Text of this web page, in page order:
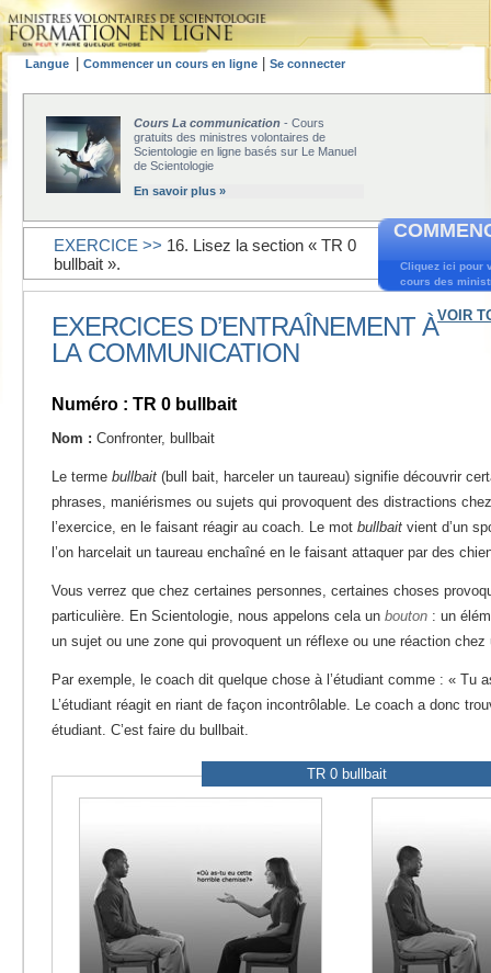
Langue Commencer un cours en ligne Se connecter
Cours La communication - Cours
gratuits des ministres volontaires de
Scientologie en ligne basés sur Le Manuel
de Scientologie
En savoir plus »
Cliquez ici pour
cours des
VOIR
EXERCICE >> 16. Lisez la section « TR 0
bullbait ».
EXERCICES D’ENTRAÎNEMENT À
LA COMMUNICATION
Numéro : TR 0 bullbait
Nom : Confronter, bullbait
Le terme bullbait (bull bait, harceler un taureau) signifie découvrir
phrases, maniérismes ou sujets qui provoquent des distractions
l’exercice, en le faisant réagir au coach. Le mot bullbait vient d’un
l’on harcelait un taureau enchaîné en le faisant attaquer par des
Vous verrez que chez certaines personnes, certaines choses
particulière. En Scientologie, nous appelons cela un bouton : un
un sujet ou une zone qui provoquent un réflexe ou une réaction chez
Par exemple, le coach dit quelque chose à l’étudiant comme : « Tu
L’étudiant réagit en riant de façon incontrôlable. Le coach a donc
étudiant. C’est faire du bullbait.
TR 0 bullbait